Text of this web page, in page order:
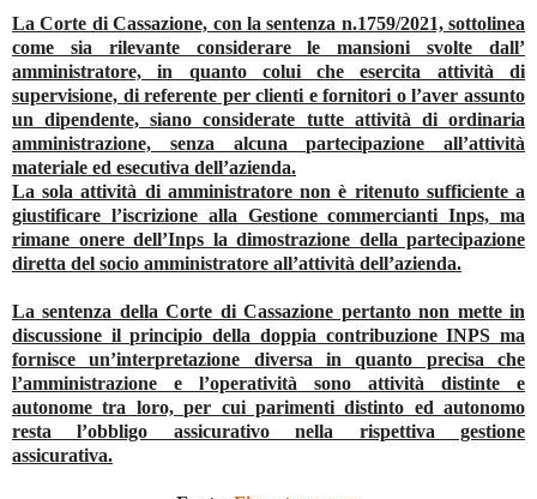
La Corte di Cassazione, con la sentenza n.1759/2021, sottolinea
come sia rilevante considerare le mansioni svolte dall’
amministratore, in quanto colui che esercita attività di
supervisione, di referente per clienti e fornitori o l’aver assunto
un dipendente, siano considerate tutte attività di ordinaria
amministrazione, senza alcuna partecipazione all’attività
materiale ed esecutiva dell’azienda.
La sola attività di amministratore non è ritenuto sufficiente a
giustificare l’iscrizione alla Gestione commercianti Inps, ma
rimane onere dell’Inps la dimostrazione della partecipazione
diretta del socio amministratore all’attività dell’azienda.
La sentenza della Corte di Cassazione pertanto non mette in
discussione il principio della doppia contribuzione INPS ma
fornisce un’interpretazione diversa in quanto precisa che
l’amministrazione e l’operatività sono attività distinte e
autonome tra loro, per cui parimenti distinto ed autonomo
resta l’obbligo assicurativo nella rispettiva gestione
assicurativa.